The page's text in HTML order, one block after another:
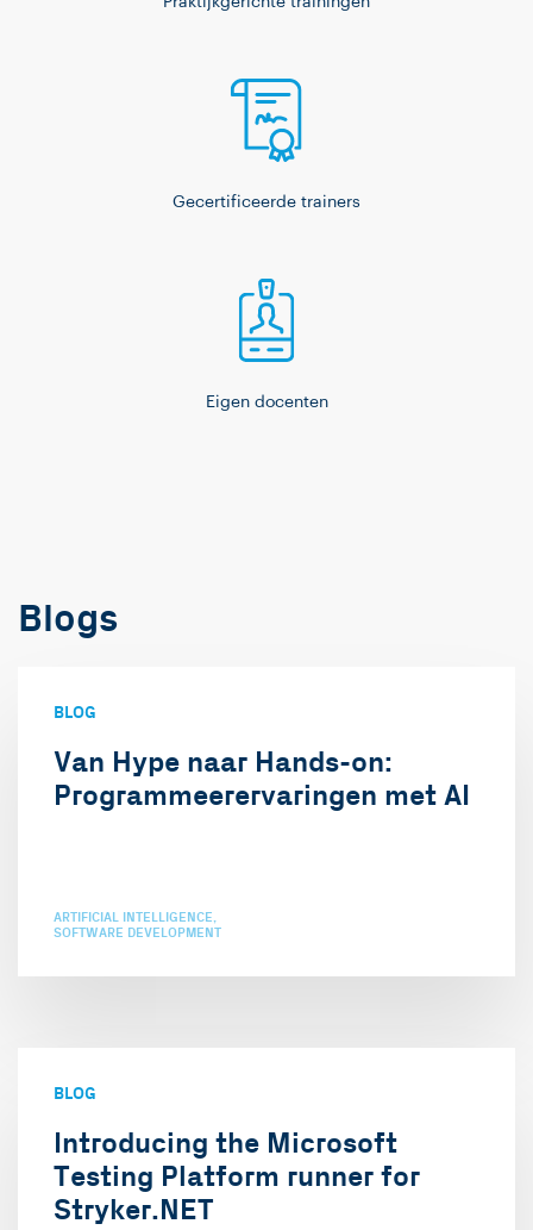
Gecertificeerde trainers
Eigen docenten
Blogs
BLOG
Van Hype naar Hands-on:
Programmeerervaringen met AI
ARTIFICIAL INTELLIGENCE
SOFTWARE DEVELOPMENT
BLOG
Introducing the Microsoft
Testing Platform runner for
Stryker.NET